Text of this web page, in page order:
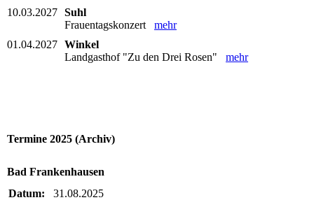
10.03.2027 Suhl
Frauentagskonzert mehr
01.04.2027 Winkel
Landgasthof "Zu den Drei Rosen" mehr
Termine 2025 (Archiv)
Bad Frankenhausen
Datum:
31.08.2025